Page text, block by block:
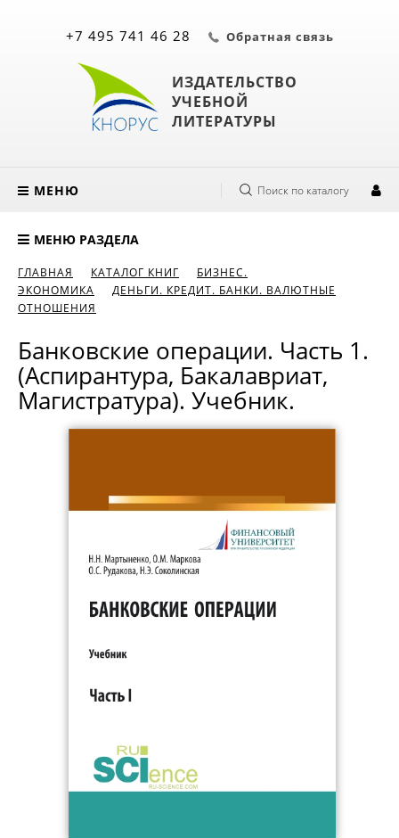
ИЗДАТЕЛЬСТВО
УЧЕБНОЙ
ЛИТЕРАТУРЫ
+7 495 741 46 28 Обратная связь
МЕНЮ Поиск по каталогу
МЕНЮ РАЗДЕЛА
ГЛАВНАЯ КАТАЛОГ КНИГ
БИЗНЕС.
ЭКОНОМИКА
ДЕНЬГИ. КРЕДИТ. БАНКИ. ВАЛЮТНЫЕ
ОТНОШЕНИЯ
Банковские операции. Часть 1.
(Аспирантура, Бакалавриат,
Магистратура). Учебник.